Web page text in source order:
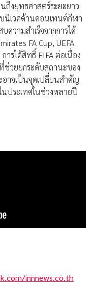
งยุทธศาสตร์ระยะยาว
บนิเวศด้านคอนเทนต์กีฬา
วามสำเร็จจากการได้
FA Cup, UEFA
ารได้สิทธิ์ FIFA ต่อเนื่อง
ช่วยยกระดับสถานะของ
าจเป็นจุดเปลี่ยนสำคัญ
ประเทศในช่วงหลายปี
innnews.co.th